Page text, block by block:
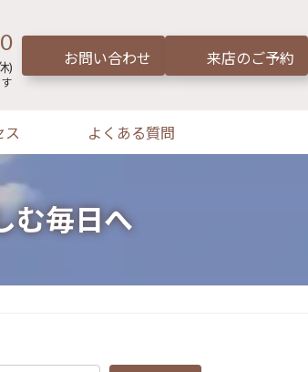
)
お問い合わせ 来店のご予約
ス よくある質問
む毎日へ